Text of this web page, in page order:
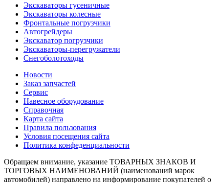
Экскаваторы гусеничные
Экскаваторы колесные
Фронтальные погрузчики
Автогрейдеры
Экскаватор погрузчики
Экскаваторы-перегружатели
Снегоболотоходы
Новости
Заказ запчастей
Сервис
Навесное оборудование
Справочная
Карта сайта
Правила пользования
Условия посещения сайта
Политика конфеденциальности
Обращаем внимание, указание ТОВАРНЫХ ЗНАКОВ И
ТОРГОВЫХ НАИМЕНОВАНИЙ (наименований марок
автомобилей) направлено на информирование покупателей о